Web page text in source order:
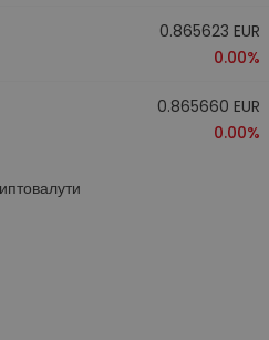
0.865623 EUR
0.00%
0.865660 EUR
0.00%